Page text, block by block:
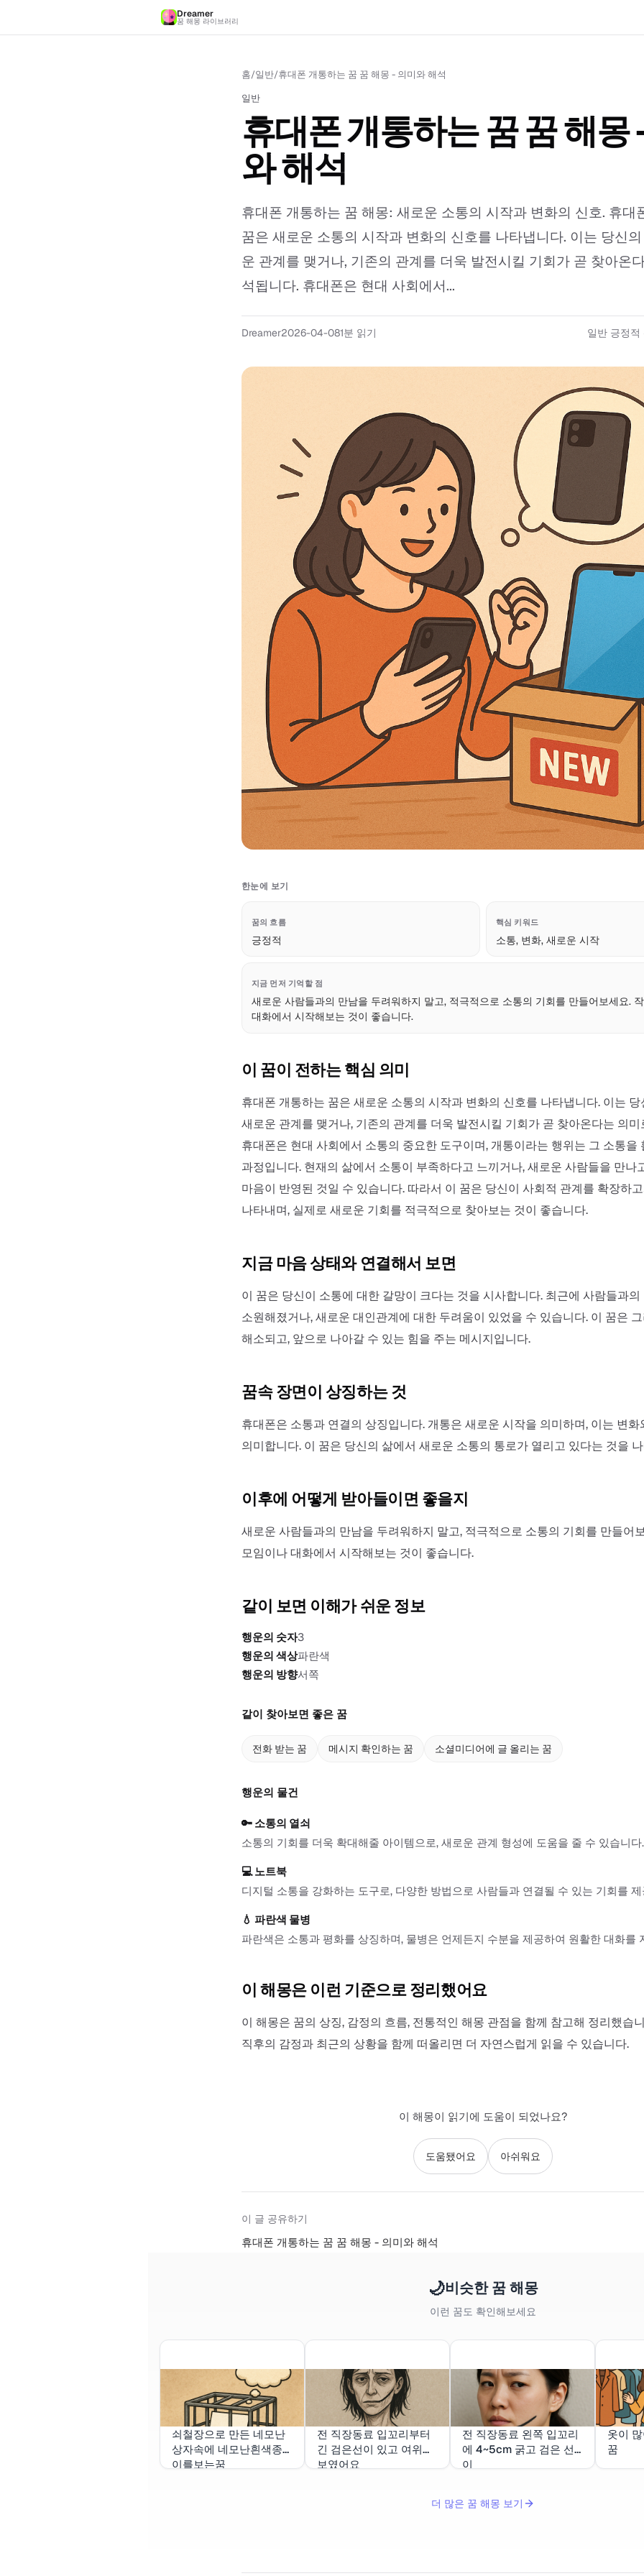
Dreamer
꿈 해몽 라이브러리
홈/일반/휴대폰 개통하는 꿈 꿈 해몽 - 의미와 해석
일반
휴대폰 개통하는 꿈 꿈 해몽
와 해석
휴대폰 개통하는 꿈 해몽: 새로운 소통의 시작과 변화의 신호. 휴대
꿈은 새로운 소통의 시작과 변화의 신호를 나타냅니다. 이는 당신
운 관계를 맺거나, 기존의 관계를 더욱 발전시킬 기회가 곧 찾아온
석됩니다. 휴대폰은 현대 사회에서...
Dreamer2026-04-081분 읽기 일반 긍정적
한눈에 보기
꿈의 흐름
긍정적
핵심 키워드
소통, 변화, 새로운 시작
지금 먼저 기억할 점
새로운 사람들과의 만남을 두려워하지 말고, 적극적으로 소통의 기회를 만들어보세요.
대화에서 시작해보는 것이 좋습니다.
이 꿈이 전하는 핵심 의미
휴대폰 개통하는 꿈은 새로운 소통의 시작과 변화의 신호를 나타냅니다. 이는 당
새로운 관계를 맺거나, 기존의 관계를 더욱 발전시킬 기회가 곧 찾아온다는 의
휴대폰은 현대 사회에서 소통의 중요한 도구이며, 개통이라는 행위는 그 소통을
과정입니다. 현재의 삶에서 소통이 부족하다고 느끼거나, 새로운 사람들을 만나
마음이 반영된 것일 수 있습니다. 따라서 이 꿈은 당신이 사회적 관계를 확장하
나타내며, 실제로 새로운 기회를 적극적으로 찾아보는 것이 좋습니다.
지금 마음 상태와 연결해서 보면
이 꿈은 당신이 소통에 대한 갈망이 크다는 것을 시사합니다. 최근에 사람들과의
소원해졌거나, 새로운 대인관계에 대한 두려움이 있었을 수 있습니다. 이 꿈은
해소되고, 앞으로 나아갈 수 있는 힘을 주는 메시지입니다.
꿈속 장면이 상징하는 것
휴대폰은 소통과 연결의 상징입니다. 개통은 새로운 시작을 의미하며, 이는 변화
의미합니다. 이 꿈은 당신의 삶에서 새로운 소통의 통로가 열리고 있다는 것을
이후에 어떻게 받아들이면 좋을지
새로운 사람들과의 만남을 두려워하지 말고, 적극적으로 소통의 기회를 만들어
모임이나 대화에서 시작해보는 것이 좋습니다.
같이 보면 이해가 쉬운 정보
행운의 숫자3
행운의 색상파란색
행운의 방향서쪽
같이 찾아보면 좋은 꿈
전화 받는 꿈 메시지 확인하는 꿈 소셜미디어에 글 올리는 꿈
행운의 물건
🔑 소통의 열쇠
소통의 기회를 더욱 확대해줄 아이템으로, 새로운 관계 형성에 도움을 줄 수 있습니다.
💻 노트북
디지털 소통을 강화하는 도구로, 다양한 방법으로 사람들과 연결될 수 있는 기회를
💧 파란색 물병
파란색은 소통과 평화를 상징하며, 물병은 언제든지 수분을 제공하여 원활한 대화를
이 해몽은 이런 기준으로 정리했어요
이 해몽은 꿈의 상징, 감정의 흐름, 전통적인 해몽 관점을 함께 참고해 정리했습
직후의 감정과 최근의 상황을 함께 떠올리면 더 자연스럽게 읽을 수 있습니다.
이 해몽이 읽기에 도움이 되었나요?
도움됐어요 아쉬워요
이 글 공유하기
휴대폰 개통하는 꿈 꿈 해몽 - 의미와 해석
🌙비슷한 꿈 해몽
이런 꿈도 확인해보세요
쇠철장으로 만든 네모난
상자속에 네모난흰색종
이를보는꿈
전 직장동료 입꼬리부터
긴 검은선이 있고 여위어
보였어요
전 직장동료 왼쪽 입꼬리
에 4~5cm 굵고 검은 선
이
옷이
꿈
더 많은 꿈 해몽 보기